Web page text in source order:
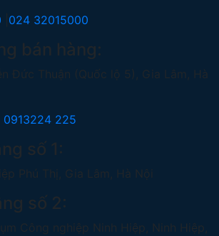
024 32015000
bán hàng:
Đức Thuận (Quốc lộ 5), Gia Lâm, Hà
0913224 225
số 1:
Phú Thị, Gia Lâm, Hà Nội
số 2:
Công nghiệp Ninh Hiệp, Ninh Hiệp,